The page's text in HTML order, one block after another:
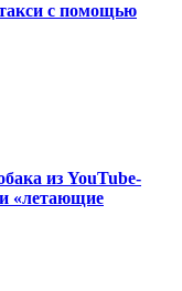
с помощью
из YouTube-
«летающие